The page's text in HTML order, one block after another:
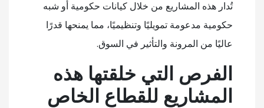
تُدار هذه المشاريع من خلال كيانات حكومية أو شبه
حكومية مدعومة تمويليًا وتنظيميًا، مما يمنحها قدرًا
عاليًا من المرونة والتأثير في السوق.
الفرص التي خلقتها هذه
المشاريع للقطاع الخاص